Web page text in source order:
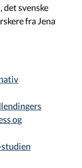
svenske
fra Jena
og